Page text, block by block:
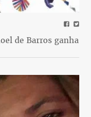
de Barros ganha